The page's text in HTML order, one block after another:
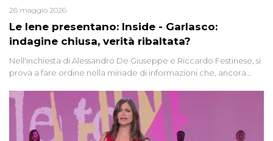
Le Iene presentano: Inside - Garlasco:
indagine chiusa, verità ribaltata?
26 maggio 2026
Nell'inchiesta di Alessandro De Giuseppe e Riccardo Festinese, si
prova a fare ordine nella miriade di informazioni che, ancora
giudiziarie più discusse degli ultimi anni. Lo speciale ricostruisce la
vicenda mettendo in fila testimonianze, errori, dettagli
controversi e i protagonisti di un'indagine che sembra non avere
fine.